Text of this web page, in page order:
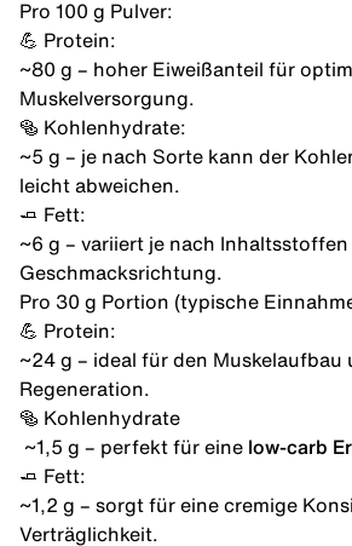
Pro 100 g Pulver:
💪 Protein:
~80 g – hoher Eiweißanteil für
Muskelversorgung.
🥯 Kohlenhydrate:
~5 g – je nach Sorte kann der
leicht abweichen.
🧈 Fett:
~6 g – variiert je nach
Geschmacksrichtung.
Pro 30 g Portion (typische
💪 Protein:
~24 g – ideal für den Muskelaufbau
Regeneration.
🥯 Kohlenhydrate
~1,5 g – perfekt für eine low-carb
🧈 Fett:
~1,2 g – sorgt für eine cremige
Verträglichkeit.